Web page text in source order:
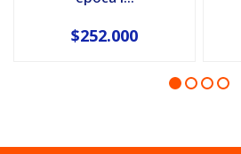
$252.000